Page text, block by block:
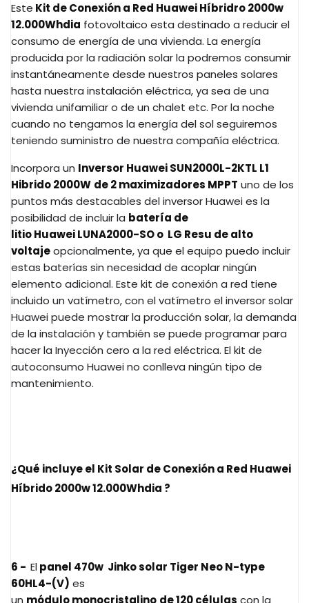
Este Kit de Conexión a Red Huawei Híbridro 2000w
12.000Whdia fotovoltaico esta destinado a reducir el
consumo de energía de una vivienda. La energía
producida por la radiación solar la podremos consumir
instantáneamente desde nuestros paneles solares
hasta nuestra instalación eléctrica, ya sea de una
vivienda unifamiliar o de un chalet etc. Por la noche
cuando no tengamos la energía del sol seguiremos
teniendo suministro de nuestra compañía eléctrica.
Incorpora un Inversor Huawei SUN2000L-2KTL L1
Hibrido 2000W de 2 maximizadores MPPT uno de los
puntos más destacables del inversor Huawei es la
posibilidad de incluir la batería de
litio HuaweiLUNA2000-SO o LG Resu de alto
voltajeopcionalmente, ya que el equipo puedo incluir
estas baterías sin necesidad de acoplar ningún
elemento adicional. Este kit de conexión a red tiene
incluido un vatímetro, con el vatímetro el inversor solar
Huawei puede mostrar la producción solar, la demanda
de la instalación y también se puede programar para
hacer la Inyección cero a la red eléctrica. El kit de
autoconsumo Huawei no conlleva ningún tipo de
mantenimiento.
¿Qué incluye el Kit Solar de Conexión a Red Huawei
Híbrido 2000w 12.000Whdia ?
6 - Elpanel 470w Jinko solar Tiger Neo N-type
60HL4-(V) es
un módulo monocristalino de 120 células con la